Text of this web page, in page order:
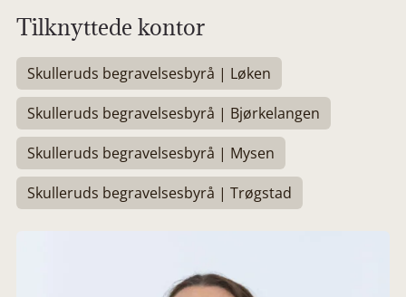
Tilknyttede kontor
Skulleruds begravelsesbyrå | Løken
Skulleruds begravelsesbyrå | Bjørkelangen
Skulleruds begravelsesbyrå | Mysen
Skulleruds begravelsesbyrå | Trøgstad